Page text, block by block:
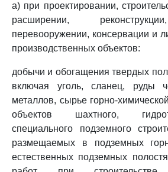
а) при проектировании,
расширении,
перевооружении, консервации и
производственных объектов:
добычи и обогащения твердых
включая уголь, сланец, руды
металлов, сырье горно-
объектов шахтного,
специального подземного
размещаемых в подземных
естественных подземных